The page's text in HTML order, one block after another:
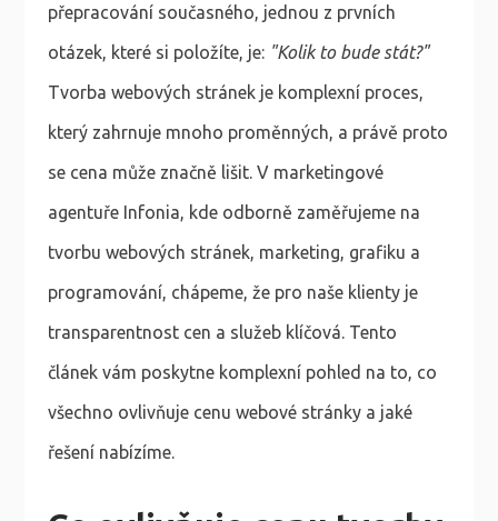
přepracování současného, jednou z prvních
otázek, které si položíte, je: "Kolik to bude stát?"
Tvorba webových stránek je komplexní proces,
který zahrnuje mnoho proměnných, a právě proto
se cena může značně lišit. V marketingové
agentuře Infonia, kde odborně zaměřujeme na
tvorbu webových stránek, marketing, grafiku a
programování, chápeme, že pro naše klienty je
transparentnost cen a služeb klíčová. Tento
článek vám poskytne komplexní pohled na to, co
všechno ovlivňuje cenu webové stránky a jaké
řešení nabízíme.